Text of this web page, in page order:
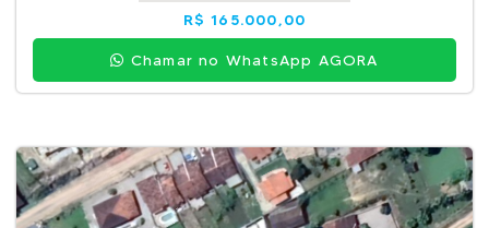
R$ 165.000,00
Chamar no WhatsApp AGORA